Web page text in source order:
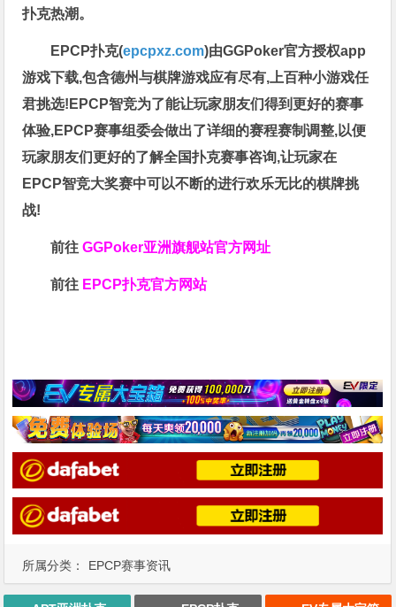
所属分类： EPCP赛事资讯
扑克热潮。
EPCP扑克(epcpxz.com)由GGPoker官方授权app
游戏下载,包含德州与棋牌游戏应有尽有,上百种小游戏任
君挑选!EPCP智竞为了能让玩家朋友们得到更好的赛事
体验,EPCP赛事组委会做出了详细的赛程赛制调整,以便
玩家朋友们更好的了解全国扑克赛事咨询,让玩家在
EPCP智竞大奖赛中可以不断的进行欢乐无比的棋牌挑
战!
前往GGPoker亚洲旗舰站官方网址
前往 EPCP扑克官方网站